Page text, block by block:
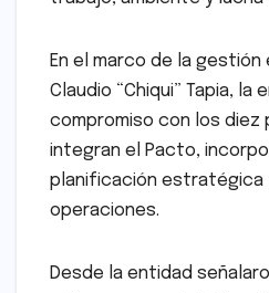
En el marco de la
Claudio “Chiqui” Tapia,
compromiso con los diez
integran el Pacto,
planificación estratégica
operaciones.
Desde la entidad